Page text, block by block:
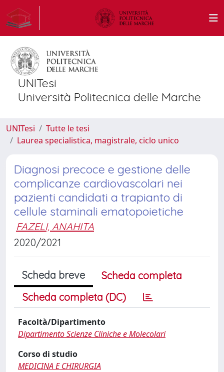
UNITesi
Università Politecnica delle Marche
UNITesi
Tutte le tesi
Laurea specialistica, magistrale, ciclo unico
Diagnosi precoce e gestione delle
complicanze cardiovascolari nei
pazienti candidati a trapianto di
cellule staminali ematopoietiche
FAZELI, ANAHITA
2020/2021
Scheda breve
Scheda completa
Scheda completa (DC)
Facoltà/Dipartimento
Dipartimento Scienze Cliniche e Molecolari
Corso di studio
MEDICINA E CHIRURGIA